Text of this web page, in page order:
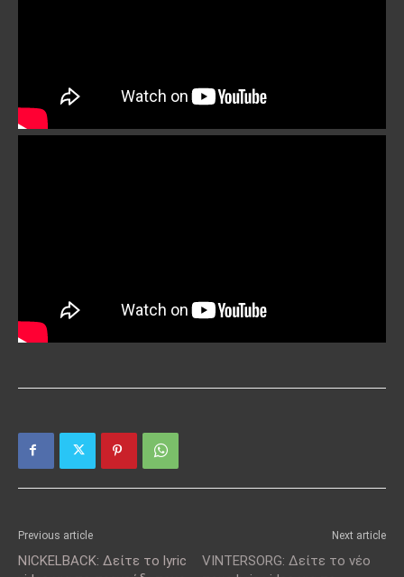
Previous article
NICKELBACK: Δείτε το lyric
Next article
VINTERSORG: Δείτε το νέο